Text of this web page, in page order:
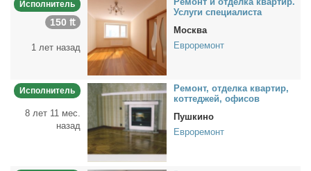
Исполнитель
150 ₶
1 лет назад
Услу­ги спе­ци­а­ли­ста
Москва
Евроремонт
Исполнитель
8 лет 11 мес.
назад
Ре­монт, от­дел­ка квар­тир,
кот­те­джей, офи­сов
Пушкино
Евроремонт